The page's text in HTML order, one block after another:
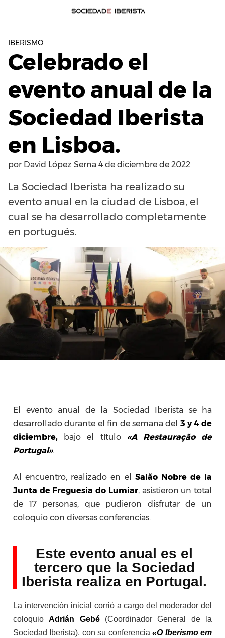
IBERISMO
Celebrado el
evento anual de la
Sociedad Iberista
en Lisboa.
por David López Serna 4 de diciembre de 2022
La Sociedad Iberista ha realizado su
evento anual en la ciudad de Lisboa, el
cual se ha desarrollado completamente
en portugués.
El evento anual de la Sociedad Iberista se ha
desarrollado durante el fin de semana del 3 y 4 de
diciembre,
bajo el título «A Restauração de
Portugal».
Al encuentro, realizado en el Salão Nobre de la
Junta de Freguesia do Lumiar, asistieron un total
de 17 personas, que pudieron disfrutar de un
coloquio con diversas conferencias.
Este evento anual es el
tercero que la Sociedad
Iberista realiza en Portugal.
La intervención inicial corrió a cargo del moderador del
coloquioAdrián Gebé(Coordinador General de la
Sociedad Iberista), con su conferencia «O Iberismo em